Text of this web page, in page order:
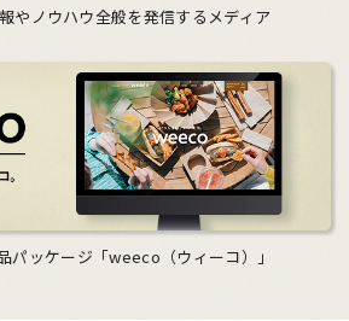
やノウハウ全般を発信するメディア
パッケージ「weeco（ウィーコ）」